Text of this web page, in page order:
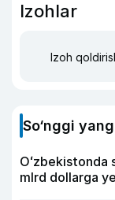
Izohlar
Izoh
So‘nggi
Oʻzbekistonda
mlrd dollarga